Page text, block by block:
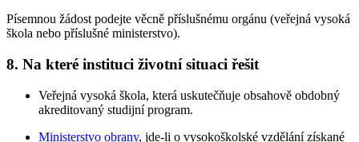
Písemnou žádost podejte věcně příslušnému orgánu (veřejná vysoká
škola nebo příslušné ministerstvo).
8. Na které instituci životní situaci řešit
Veřejná vysoká škola, která uskutečňuje obsahově obdobný
akreditovaný studijní program.
Ministerstvo obrany, jde-li o vysokoškolské vzdělání získané